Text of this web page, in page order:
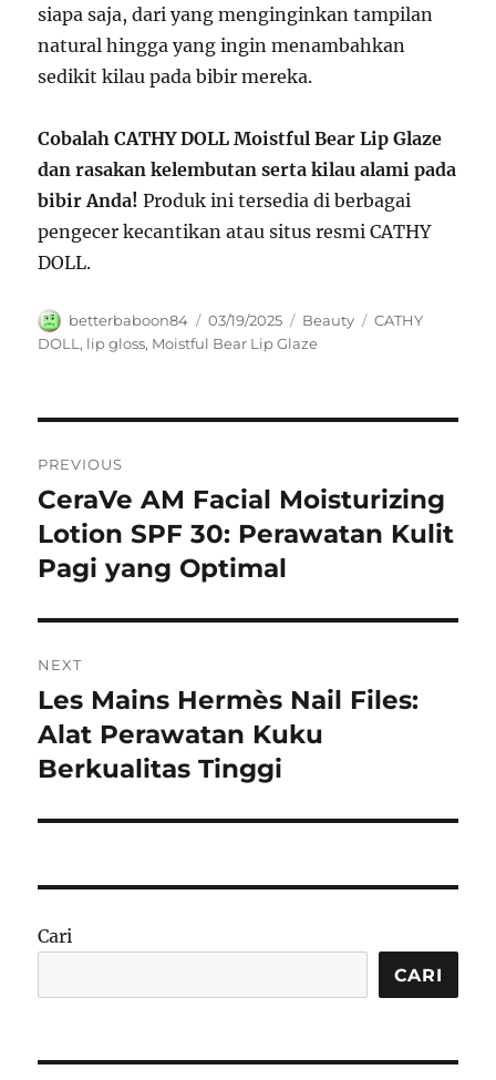
siapa saja, dari yang menginginkan tampilan
natural hingga yang ingin menambahkan
sedikit kilau pada bibir mereka.
Cobalah CATHY DOLL Moistful Bear Lip Glaze
dan rasakan kelembutan serta kilau alami pada
bibir Anda! Produk ini tersedia di berbagai
pengecer kecantikan atau situs resmi CATHY
DOLL.
Author
betterbaboon84
Posted
on
03/19/2025 Categories
Beauty Tags
CATHY
DOLL, lip gloss, Moistful Bear Lip Glaze
pos
PREVIOUS
Previous
post:
CeraVe AM Facial Moisturizing
Lotion SPF 30: Perawatan Kulit
Pagi yang Optimal
NEXT
Next
post:
Les Mains Hermès Nail Files:
Alat Perawatan Kuku
Berkualitas Tinggi
Cari
CARI